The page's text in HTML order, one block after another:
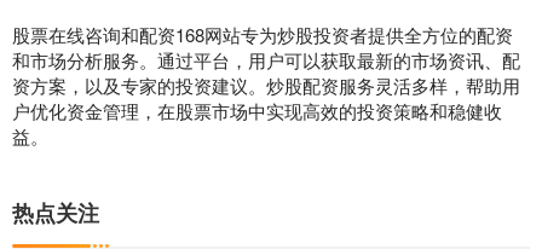
股票在线咨询和配资168网站专为炒股投资者提供全方位的配资
和市场分析服务。通过平台，用户可以获取最新的市场资讯、配
资方案，以及专家的投资建议。炒股配资服务灵活多样，帮助用
户优化资金管理，在股票市场中实现高效的投资策略和稳健收
益。
热点关注